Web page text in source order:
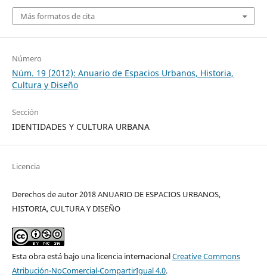
Más formatos de cita
Número
Núm. 19 (2012): Anuario de Espacios Urbanos, Historia,
Cultura y Diseño
Sección
IDENTIDADES Y CULTURA URBANA
Licencia
Derechos de autor 2018 ANUARIO DE ESPACIOS URBANOS,
HISTORIA, CULTURA Y DISEÑO
Esta obra está bajo una licencia internacionalCreative Commons
Atribución-NoComercial-CompartirIgual 4.0.